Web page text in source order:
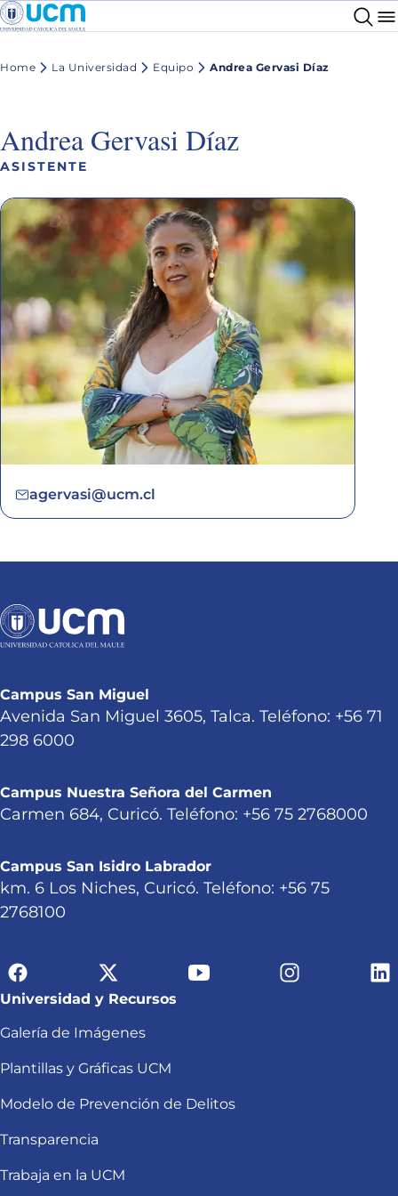
Home La Universidad Equipo Andrea Gervasi Díaz
Andrea Gervasi Díaz
ASISTENTE
agervasi@ucm.cl
Campus San Miguel
Avenida San Miguel 3605, Talca. Teléfono: +56 71
298 6000
Campus Nuestra Señora del Carmen
Carmen 684, Curicó. Teléfono: +56 75 2768000
Campus San Isidro Labrador
km. 6 Los Niches, Curicó. Teléfono: +56 75
2768100
Universidad y Recursos
Galería de Imágenes
Plantillas y Gráficas UCM
Modelo de Prevención de Delitos
Transparencia
Trabaja en la UCM